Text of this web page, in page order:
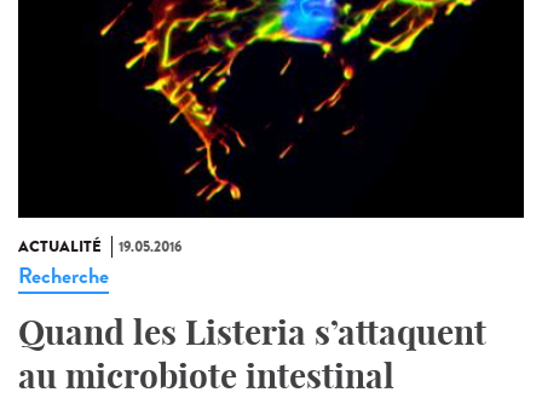
ACTUALITÉ 19.05.2016
Recherche
Quand les Listeria s’attaquent
au microbiote intestinal